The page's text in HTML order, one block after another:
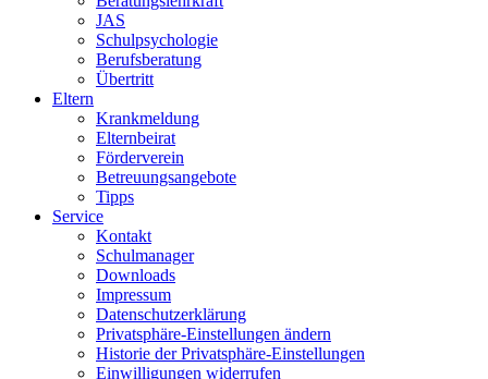
JAS
Schulpsychologie
Berufsberatung
Übertritt
Eltern
Krankmeldung
Elternbeirat
Förderverein
Betreuungsangebote
Tipps
Service
Kontakt
Schulmanager
Downloads
Impressum
Datenschutzerklärung
Privatsphäre-Einstellungen ändern
Historie der Privatsphäre-Einstellungen
Einwilligungen widerrufen